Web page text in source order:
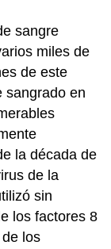
sangre
miles de
de este
sangrado en
la década de
de la
sin
los factores 8
los